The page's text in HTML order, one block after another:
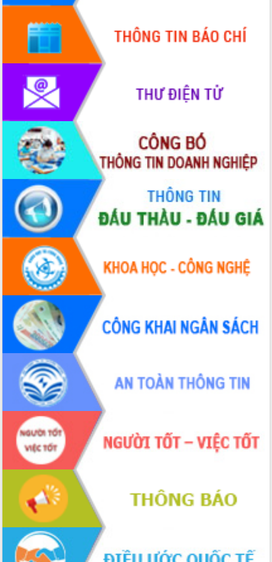
Đắk Lắk sẵn sàng các điều kiện cho
Ngày hội bầu cử đại biểu Quốc hội
khóa XVI và HĐND các cấp nhiệm kỳ
2026-2031
Đảm bảo cuộc bầu cử đại biểu Quốc
hội và đại biểu HĐND các cấp diễn ra
an toàn, hiệu quả, đúng quy định
Thủ tướng Chính phủ Phạm Minh Chính
kiểm tra, chỉ đạo hoàn thành các dự
án cao tốc và thăm khu tái định cư tại
Đắk Lắk
Sôi nổi Hội đua ngựa truyền thống Gò
Thì Thùng mừng Xuân Bính Ngọ 2026
Lãnh đạo tỉnh dâng hương tưởng niệm
tại Đập Đồng Cam đầu Xuân Bính Ngọ
Ngành nông nghiệp phấn đấu tăng
trưởng đạt 5,86% trong năm 2026
UBND tỉnh Đắk Lắk triển khai công tác
quốc phòng, quân sự địa phương năm
2026
Đắk Lắk tập trung toàn lực khắc phục
tồn tại IUU, sẵn sàng làm việc với
Đoàn thanh tra EC
Chủ tịch UBND tỉnh Tạ Anh Tuấn thăm,
chúc mừng các bệnh viện nhân Ngày
Thầy thuốc Việt Nam
Rộn ràng lễ hội truyền thống Sông
nước Đà Nông lần thứ I năm 2026
Kỳ họp Chuyên đề lần thứ Năm, HĐND
tỉnh Đắk Lắk thông qua các nghị quyết
quan trọng
Thống nhất danh sách giới thiệu ứng
cử đại biểu Quốc hội khoá XVI và đại
biểu HĐND tỉnh Đắk Lắk, nhiệm kỳ
2026-2031
Phát động hai phong trào thi đua quan
trọng trong kỷ nguyên mới
Hội nghị lần thứ tư Ban Chỉ đạo công
tác bầu cử tỉnh Đắk Lắk
Hội nghị Báo cáo viên Trung ương
tháng 01/2026
Phó Thủ tướng Hồ Quốc Dũng đánh giá